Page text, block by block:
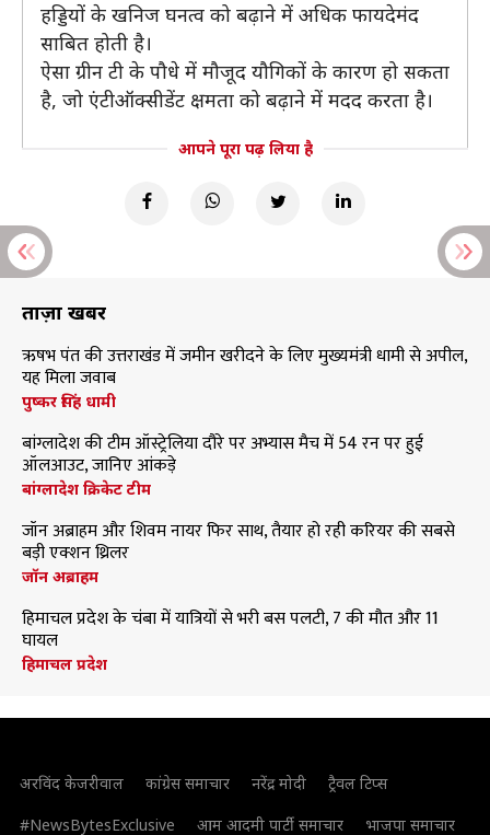
हड्डियों के खनिज घनत्व को बढ़ाने में अधिक फायदेमंद
साबित होती है।
ऐसा ग्रीन टी के पौधे में मौजूद यौगिकों के कारण हो सकता
है, जो एंटीऑक्सीडेंट क्षमता को बढ़ाने में मदद करता है।
आपने पूरा पढ़ लिया है
ताज़ा खबरें
ऋषभ पंत की उत्तराखंड में जमीन खरीदने के लिए मुख्यमंत्री धामी से अपील,
यह मिला जवाब
पुष्कर सिंह धामी
बांग्लादेश की टीम ऑस्ट्रेलिया दौरे पर अभ्यास मैच में 54 रन पर हुई
ऑलआउट, जानिए आंकड़े
बांग्लादेश क्रिकेट टीम
जॉन अब्राहम और शिवम नायर फिर साथ, तैयार हो रही करियर की सबसे
बड़ी एक्शन थ्रिलर
जॉन अब्राहम
हिमाचल प्रदेश के चंबा में यात्रियों से भरी बस पलटी, 7 की मौत और 11
घायल
हिमाचल प्रदेश
अरविंद केजरीवाल कांग्रेस समाचार नरेंद्र मोदी
ट्रैवल टिप्स
#NewsBytesExclusive
आम आदमी पार्टी समाचार भाजपा समाचार